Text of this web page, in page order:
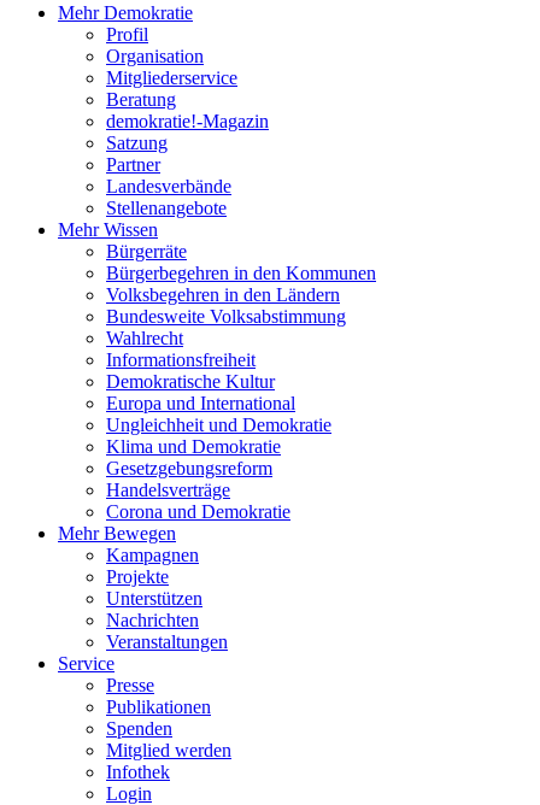
Mehr Demokratie
Profil
Organisation
Mitgliederservice
Beratung
demokratie!-Magazin
Satzung
Partner
Landesverbände
Stellenangebote
Mehr Wissen
Bürgerräte
Bürgerbegehren in den Kommunen
Volksbegehren in den Ländern
Bundesweite Volksabstimmung
Wahlrecht
Informationsfreiheit
Demokratische Kultur
Europa und International
Ungleichheit und Demokratie
Klima und Demokratie
Gesetzgebungsreform
Handelsverträge
Corona und Demokratie
Mehr Bewegen
Kampagnen
Projekte
Unterstützen
Nachrichten
Veranstaltungen
Service
Presse
Publikationen
Spenden
Mitglied werden
Infothek
Login